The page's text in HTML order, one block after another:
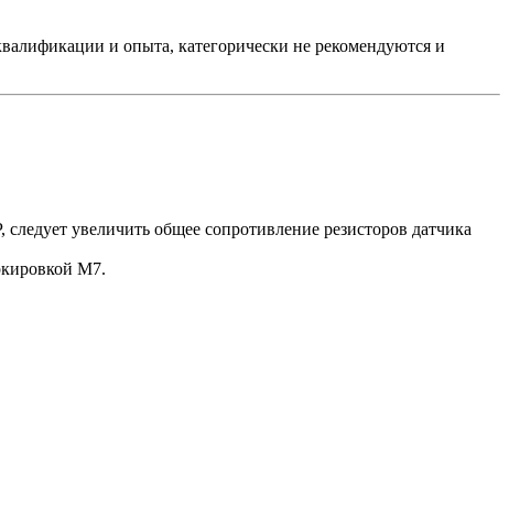
и опыта, категорически не рекомендуются и
увеличить общее сопротивление резисторов датчика
M7.